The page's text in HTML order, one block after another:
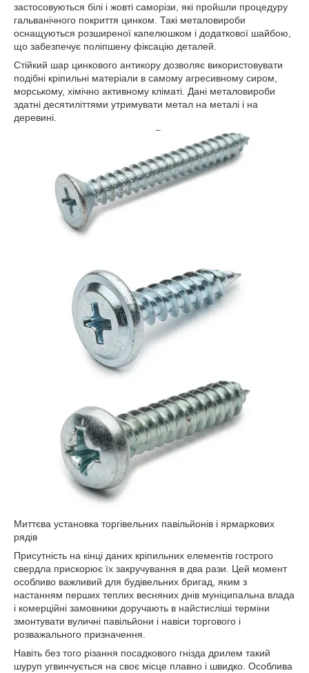
застосовуються білі і жовті саморізи, які пройшли процедуру
гальванічного покриття цинком. Такі металовироби
оснащуються розширеної капелюшком і додаткової шайбою,
що забезпечує поліпшену фіксацію деталей.
Стійкий шар цинкового антикору дозволяє використовувати
подібні кріпильні матеріали в самому агресивному сиром,
морському, хімічно активному кліматі. Дані металовироби
здатні десятиліттями утримувати метал на металі і на
деревині.
Миттєва установка торгівельних павільйонів і ярмаркових
рядів
Присутність на кінці даних кріпильних елементів гострого
свердла прискорює їх закручування в два рази. Цей момент
особливо важливий для будівельних бригад, яким з
настанням перших теплих весняних днів муніципальна влада
і комерційні замовники доручають в найстисліші терміни
змонтувати вуличні павільйони і навіси торгового і
розважального призначення.
Навіть без того різання посадкового гнізда дрилем такий
шуруп угвинчується на своє місце плавно і швидко. Особлива